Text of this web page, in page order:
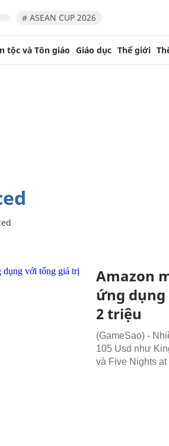
# ASEAN CUP 2026
tộc và Tôn giáo Giáo dục Thế giới
Amazon
ứng
2 triệu
(GameSao) -
105 Usd như
và Five Nights